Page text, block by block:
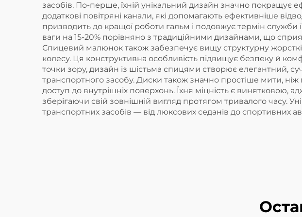
засобів. По-перше, їхній унікальний дизайн значно покращує
додаткові повітряні канали, які допомагають ефективніше
призводить до кращої роботи гальм і подовжує термін служби
ваги на 15-20% порівняно з традиційними дизайнами, що
Спицевий малюнок також забезпечує вищу структурну
колесу. Ця конструктивна особливість підвищує безпеку й
точки зору, дизайн із шістьма спицями створює елегантний,
транспортного засобу. Диски також значно простіше мити,
доступ до внутрішніх поверхонь. Їхня міцність є винятковою,
зберігаючи свій зовнішній вигляд протягом тривалого часу.
транспортних засобів — від люксових седанів до спортивних